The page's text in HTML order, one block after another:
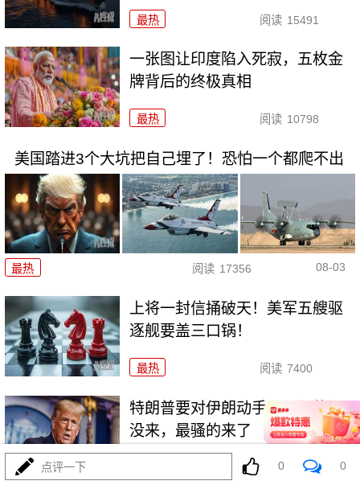
最热 阅读 15491
一张图让印度陷入死寂，五枚金
牌背后的终极真相
最热 阅读 10798
美国踏进3个大坑把自己埋了！恐怕一个都爬不出
最热 阅读 17356 08-03
上将一封信捅破天！美军五艘驱
逐舰要盖三口锅！
最热 阅读 7400
特朗普要对伊朗动手？最狠的还
没来，最骚的来了
阅读 6005
点评一下 0 0